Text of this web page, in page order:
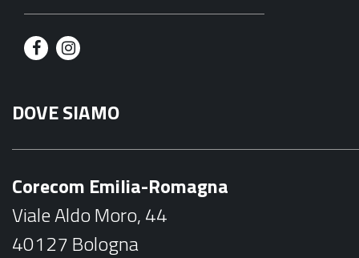
F
c
e
I
s
t
DOVE SIAMO
Corecom Emilia-Romagna
Viale Aldo Moro, 44
40127 Bologna